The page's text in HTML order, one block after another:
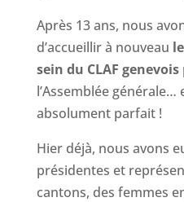
Après 13 ans, nous
d’accueillir à nouveau
sein du CLAF genevois
l’Assemblée générale…
absolument parfait !
Hier déjà, nous avons
présidentes et
cantons, des femmes